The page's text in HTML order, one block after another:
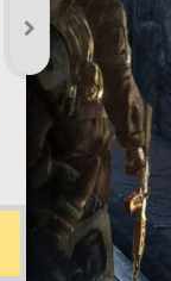
REANIMAL